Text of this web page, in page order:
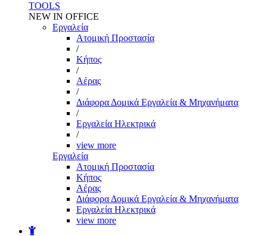
TOOLS
NEW IN OFFICE
Εργαλεία
Aτομική Προστασία
/
Kήπος
/
Αέρας
/
Διάφορα Δομικά Εργαλεία & Μηχανήματα
/
Εργαλεία Ηλεκτρικά
/
view more
Εργαλεία
Aτομική Προστασία
Kήπος
Αέρας
Διάφορα Δομικά Εργαλεία & Μηχανήματα
Εργαλεία Ηλεκτρικά
view more